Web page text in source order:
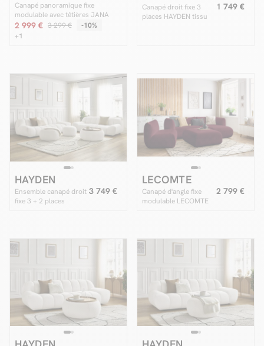
Canapé panoramique fixe
modulable avec têtières JANA
tissu velours avec 2 méridiennes,
2 chauffeuses et 1 grand pouf
2 999 € 3 299 €
-10%
+1
Canapé droit fixe 3
places HAYDEN tissu
1 749 €
HAYDEN
Ensemble canapé droit
fixe 3 + 2 places
pouf grand et 1 pouf
3 749 €
LECOMTE
Canapé d'angle fixe
modulable LECOMTE
2 799 €